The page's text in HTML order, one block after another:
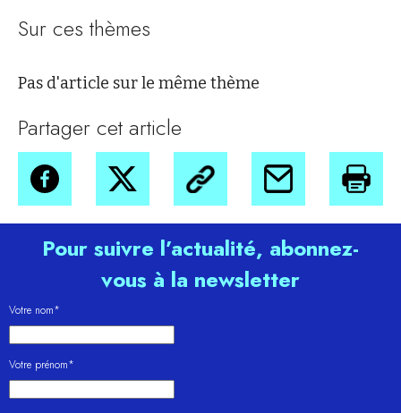
Sur ces thèmes
Pas d'article sur le même thème
Partager cet article
Pour suivre l’actualité, abonnez-
vous à la newsletter
Votre nom*
Votre prénom*